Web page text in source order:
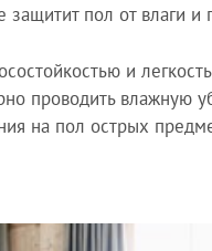
пол от влаги и
и
проводить влажную
на пол острых